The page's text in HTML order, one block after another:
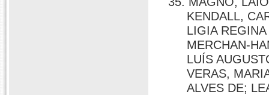
KENDALL,
LIGIA
MERCHAN-
LUÍS
VERAS,
ALVES DE;